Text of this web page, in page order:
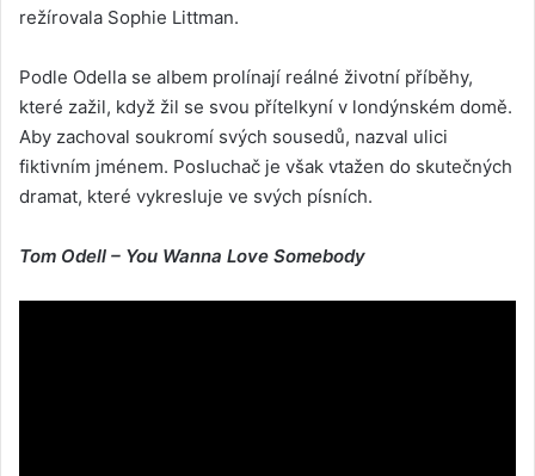
režírovala Sophie Littman.
Podle Odella se albem prolínají reálné životní příběhy,
které zažil, když žil se svou přítelkyní v londýnském domě.
Aby zachoval soukromí svých sousedů, nazval ulici
fiktivním jménem. Posluchač je však vtažen do skutečných
dramat, které vykresluje ve svých písních.
Tom Odell – You Wanna Love Somebody